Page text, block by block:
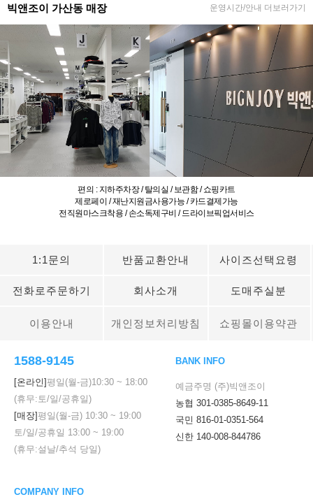
빅앤조이 가산동 매장 운영시간/안내 더보러가기
편의 : 지하주차장 / 탈의실 / 보관함 / 쇼핑카트
제로페이 / 재난지원금사용가능 / 카드결제가능
전직원마스크착용 / 손소독제구비 / 드라이브픽업서비스
1:1문의 반품교환안내 사이즈선택요령
전화로주문하기 회사소개 도매주실분
이용안내 개인정보처리방침 쇼핑몰이용약관
1588-9145
[온라인]평일(월-금)10:30 ~ 18:00
(휴무:토/일/공휴일)
[매장]평일(월-금) 10:30 ~ 19:00
토/일/공휴일 13:00 ~ 19:00
(휴무:설날/추석 당일)
BANK INFO
예금주명 (주)빅앤조이
농협 301-0385-8649-11
국민 816-01-0351-564
신한 140-008-844786
COMPANY INFO